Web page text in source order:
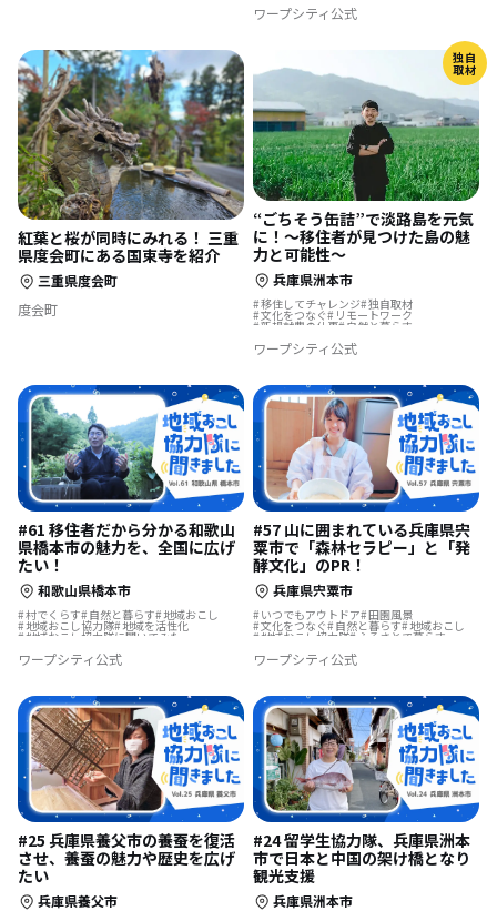
ワープシティ公式
紅葉と桜が同時にみれる！ 三重
県度会町にある国束寺を紹介
三重県度会町
度会町
独自
取材
“ごちそう缶詰”で淡路島を元気
に！～移住者が見つけた島の魅
力と可能性～
兵庫県洲本市
移住してチャレンジ 独自取材
文化をつなぐ リモートワーク
新規就農の仕事 自然と暮らす
お試し移住 島暮らし
ワープシティ公式
#61 移住者だから分かる和歌山
県橋本市の魅力を、全国に広げ
たい！
和歌山県橋本市
村でくらす 自然と暮らす 地域おこし
地域おこし協力隊 地域を活性化
地域おこし協力隊に聞いてみた
ワープシティ公式
#57 山に囲まれている兵庫県宍
粟市で「森林セラピー」と「発
酵文化」のPR！
兵庫県宍粟市
いつでもアウトドア 田園風景
文化をつなぐ 自然と暮らす 地域おこし
地域おこし協力隊 ふるさとで暮らす
地域おこし協力隊に聞いてみた
ワープシティ公式
#25 兵庫県養父市の養蚕を復活
させ、養蚕の魅力や歴史を広げ
たい
兵庫県養父市
#24 留学生協力隊、兵庫県洲本
市で日本と中国の架け橋となり
観光支援
兵庫県洲本市